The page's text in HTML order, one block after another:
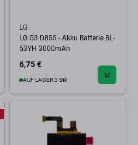
LG
LG G3 D855 - Akku Batterie BL-
53YH 3000mAh
6,75 €
AUF LAGER 3 Stk